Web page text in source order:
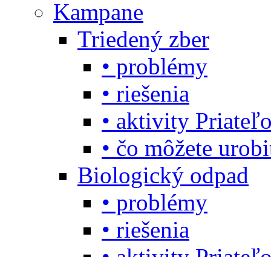
Kampane
Triedený zber
• problémy
• riešenia
• aktivity
• čo môžete
Biologický odpad
• problémy
• riešenia